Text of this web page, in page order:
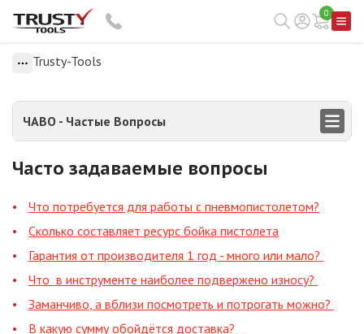
0
Trusty-Tools
ЧАВО - Частые Вопросы
Часто задаваемые вопросы
Что потребуется для работы с пневмопистолетом?
Сколько составляет ресурс бойка пистолета
Гарантия от производителя 1 год - много или мало?
Что в инструменте наиболее подвержено износу?
Заманчиво, а вблизи посмотреть и потрогать можно?
В какую сумму обойдётся доставка?